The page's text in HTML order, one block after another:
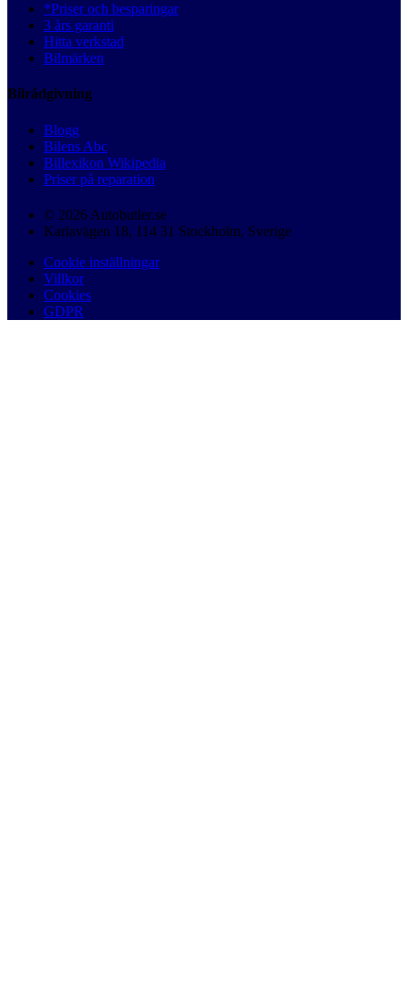
*Priser och besparingar
3 års garanti
Hitta verkstad
Bilmärken
Bilrådgivning
Blogg
Bilens Abc
Billexikon Wikipedia
Priser på reparation
© 2026 Autobutler.se
Karlavägen 18, 114 31 Stockholm, Sverige
Cookie inställningar
Villkor
Cookies
GDPR